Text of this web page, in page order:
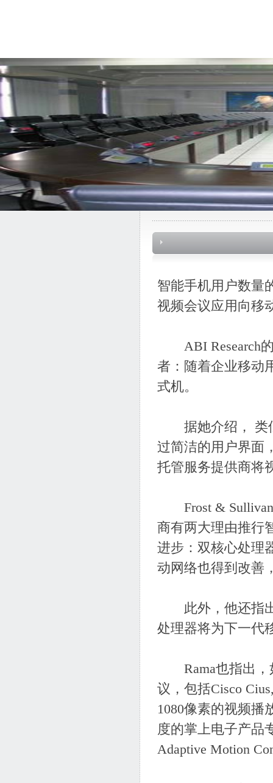
智能手机用户数量
视频会议应用向移
ABI Research的
者：随着企业移动
式机。
据她介绍， 类似
过简洁的用户界面
托管服务提供商将
Frost &
商有两大理由推行
进步：双核心处理
动网络也得到改善
此外，他还指出
处理器将为下一代
Rama也指出，
议，包括Cisco
1080像素的视频播
度的掌上电子产品
Adaptive Motion